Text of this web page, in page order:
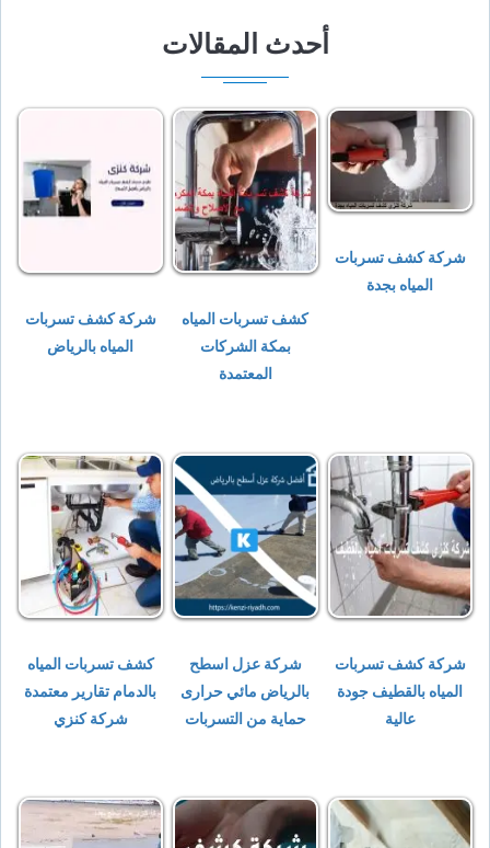
أحدث المقالات
شركة كشف تسربات
المياه بجدة
كشف تسربات المياه
بمكة الشركات
المعتمدة
شركة كشف تسربات
المياه بالرياض
شركة كشف تسربات
المياه بالقطيف جودة
عالية
شركة عزل اسطح
بالرياض مائي حرارى
حماية من التسربات
كشف تسربات المياه
بالدمام تقارير معتمدة
شركة كنزي